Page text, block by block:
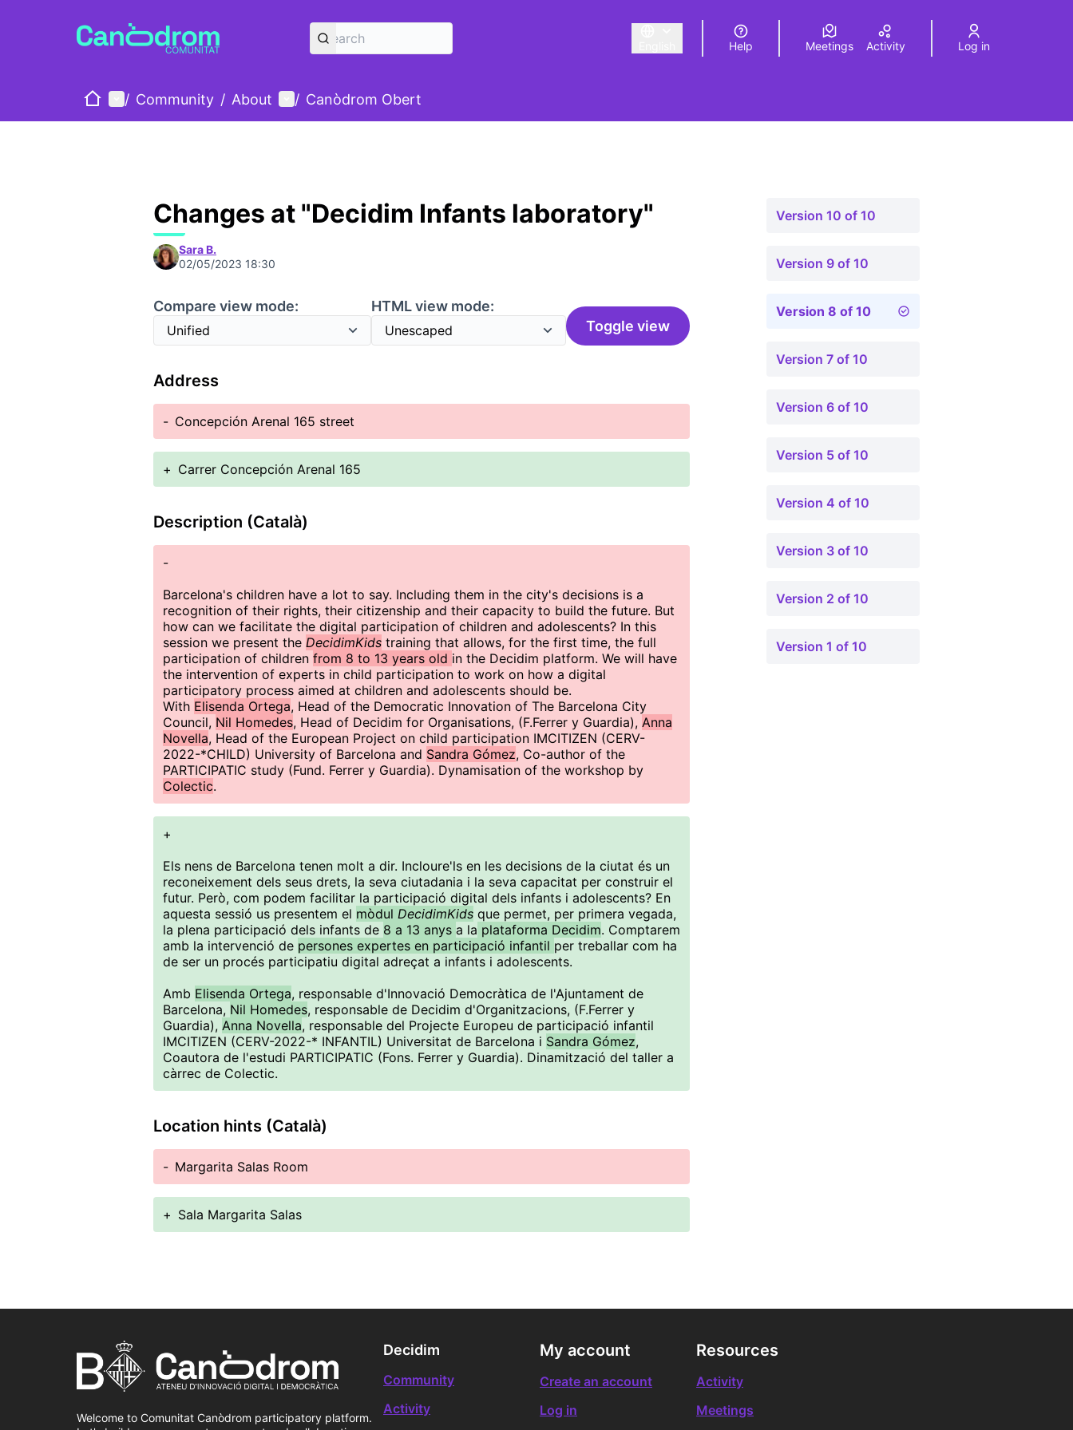
Triar la llengua Elegir el idiomaChoose language
Help Meetings Activity Log in
HomeMain menu
/ Community / About User menu
/ Canòdrom Obert
Changes at "Decidim Infants laboratory"
Sara B.
02/05/2023 18:30
Compare view mode:
HTML view mode:
Toggle view
Address
- Concepción Arenal 165 street
+ Carrer Concepción Arenal 165
Description (Català)
-
Barcelona's children have a lot to say. Including them in the city's decisions is a
recognition of their rights, their citizenship and their capacity to build the future. But
how can we facilitate the digital participation of children and adolescents? In this
session we present the DecidimKids training that allows, for the first time, the full
participation of children from 8 to 13 years old in the Decidim platform. We will have
the intervention of experts in child participation to work on how a digital
participatory process aimed at children and adolescents should be.
With Elisenda Ortega, Head of the Democratic Innovation of The Barcelona City
Council, Nil Homedes, Head of Decidim for Organisations, (F.Ferrer y Guardia), Anna
Novella, Head of the European Project on child participation IMCITIZEN (CERV-
2022-*CHILD) University of Barcelona and Sandra Gómez, Co-author of the
PARTICIPATIC study (Fund. Ferrer y Guardia). Dynamisation of the workshop by
Colectic.
+
Els nens de Barcelona tenen molt a dir. Incloure'ls en les decisions de la ciutat és un
reconeixement dels seus drets, la seva ciutadania i la seva capacitat per construir el
futur. Però, com podem facilitar la participació digital dels infants i adolescents? En
aquesta sessió us presentem el mòdul DecidimKids que permet, per primera vegada,
la plena participació dels infants de 8 a 13 anys a la plataforma Decidim. Comptarem
amb la intervenció de persones expertes en participació infantil per treballar com ha
de ser un procés participatiu digital adreçat a infants i adolescents.
Amb Elisenda Ortega, responsable d'Innovació Democràtica de l'Ajuntament de
Barcelona, Nil Homedes, responsable de Decidim d'Organitzacions, (F.Ferrer y
Guardia), Anna Novella, responsable del Projecte Europeu de participació infantil
IMCITIZEN (CERV-2022-* INFANTIL) Universitat de Barcelona i Sandra Gómez,
Coautora de l'estudi PARTICIPATIC (Fons. Ferrer y Guardia). Dinamització del taller a
càrrec de Colectic.
Location hints (Català)
- Margarita Salas Room
+ Sala Margarita Salas
Version 10 of 10
Version 9 of 10
Version 8 of 10
Version 7 of 10
Version 6 of 10
Version 5 of 10
Version 4 of 10
Version 3 of 10
Version 2 of 10
Version 1 of 10
Welcome to Comunitat Canòdrom participatory platform.
Decidim
Community
Activity
My account
Create an account
Log in
Resources
Activity
Meetings